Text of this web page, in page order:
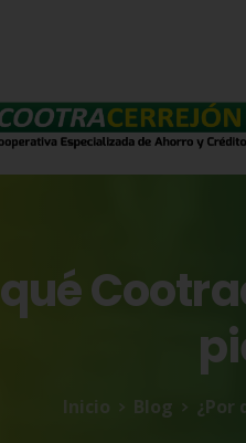
qué
Inicio Blog ¿Por